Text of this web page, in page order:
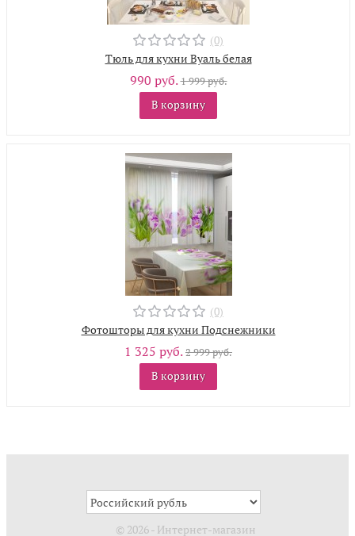
(0)
Тюль для кухни Вуаль белая
990 руб.1 999 руб.
В корзину
(0)
Фотошторы для кухни Подснежники
1 325 руб.2 999 руб.
В корзину
© 2026 - Интернет-магазин